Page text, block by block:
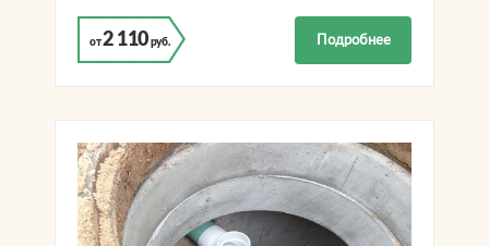
от2 110 руб. Подробнее